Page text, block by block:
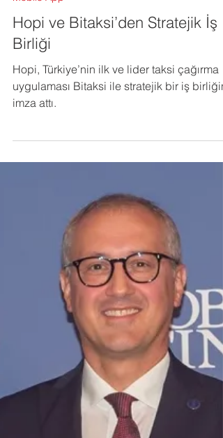
24 Kas 2025 2 dakikada okunur
Mobile App
Hopi ve Bitaksi’den Stratejik İş
Birliği